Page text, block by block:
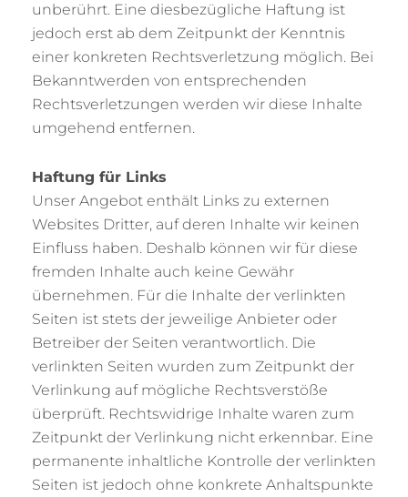
unberührt. Eine diesbezügliche Haftung ist
jedoch erst ab dem Zeitpunkt der Kenntnis
einer konkreten Rechtsverletzung möglich. Bei
Bekanntwerden von entsprechenden
Rechtsverletzungen werden wir diese Inhalte
umgehend entfernen.
Haftung für Links
Unser Angebot enthält Links zu externen
Websites Dritter, auf deren Inhalte wir keinen
Einfluss haben. Deshalb können wir für diese
fremden Inhalte auch keine Gewähr
übernehmen. Für die Inhalte der verlinkten
Seiten ist stets der jeweilige Anbieter oder
Betreiber der Seiten verantwortlich. Die
verlinkten Seiten wurden zum Zeitpunkt der
Verlinkung auf mögliche Rechtsverstöße
überprüft. Rechtswidrige Inhalte waren zum
Zeitpunkt der Verlinkung nicht erkennbar. Eine
permanente inhaltliche Kontrolle der verlinkten
Seiten ist jedoch ohne konkrete Anhaltspunkte